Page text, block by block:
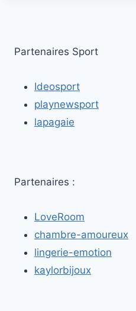
TERME
À
:
OU
RÉALITÉ
Partenaires Sport
Ideosport
playnewsport
lapagaie
Partenaires :
LoveRoom
chambre-amoureux
lingerie-emotion
kaylorbijoux